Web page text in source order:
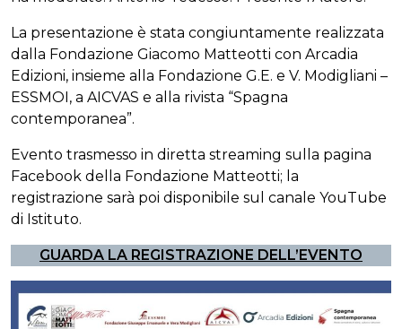
La presentazione è stata congiuntamente realizzata
dalla Fondazione Giacomo Matteotti con Arcadia
Edizioni, insieme alla Fondazione G.E. e V. Modigliani –
ESSMOI, a AICVAS e alla rivista “Spagna
contemporanea”.
Evento trasmesso in diretta streaming sulla pagina
Facebook della Fondazione Matteotti; la
registrazione sarà poi disponibile sul canale YouTube
di Istituto.
GUARDA LA REGISTRAZIONE DELL’EVENTO